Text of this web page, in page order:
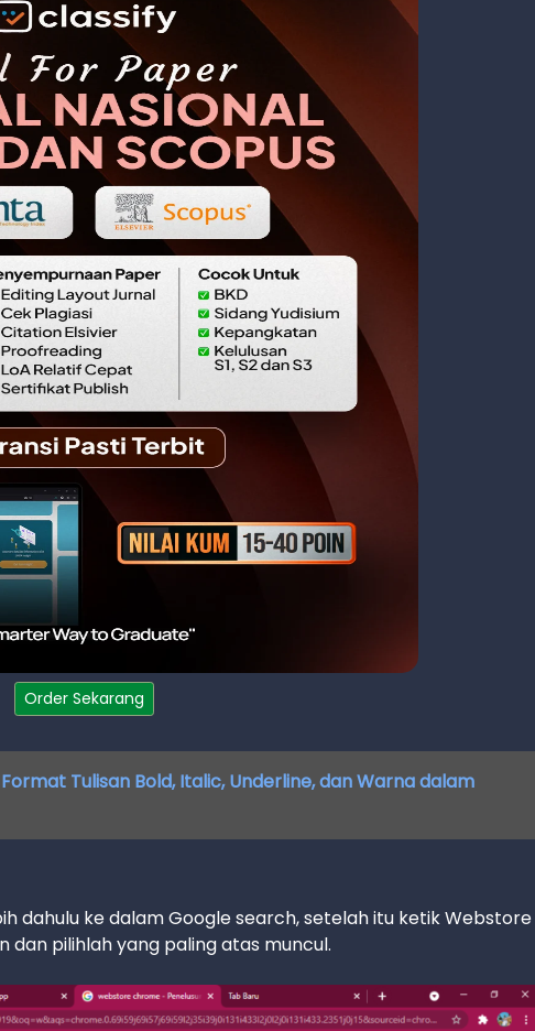
Order Sekarang
Tulisan Bold, Italic, Underline, dan Warna dalam
dahulu ke dalam Google search, setelah itu ketik Webstore
dan pilihlah yang paling atas muncul.